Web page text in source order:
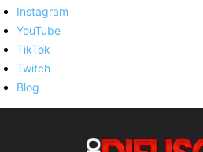
Instagram
YouTube
TikTok
Twitch
Blog